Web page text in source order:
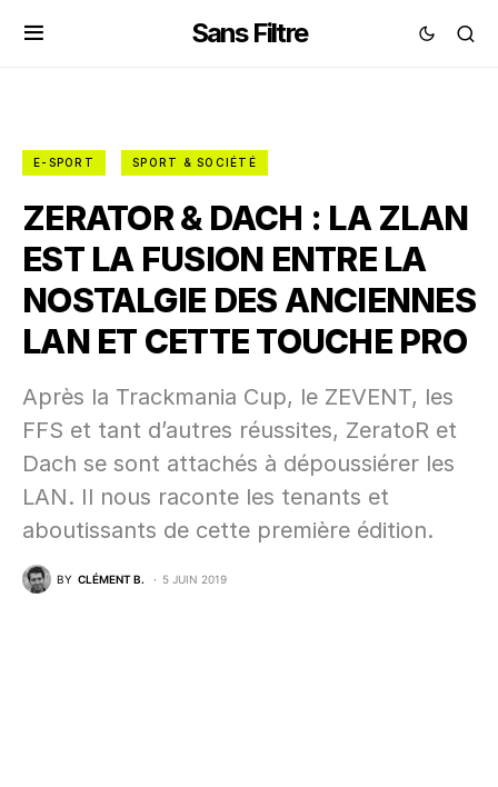
Sans Filtre
E-SPORT SPORT & SOCIÉTÉ
ZERATOR & DACH : LA ZLAN
EST LA FUSION ENTRE LA
NOSTALGIE DES ANCIENNES
LAN ET CETTE TOUCHE PRO
Après la Trackmania Cup, le ZEVENT, les
FFS et tant d’autres réussites, ZeratoR et
Dach se sont attachés à dépoussiérer les
LAN. Il nous raconte les tenants et
aboutissants de cette première édition.
BY CLÉMENT B. 5 JUIN 2019